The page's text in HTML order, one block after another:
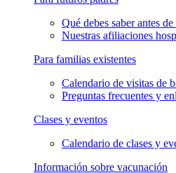
Qué debes saber antes
Nuestras afiliaciones
Para familias existentes
Calendario de visitas de
Preguntas frecuentes y
Clases y eventos
Calendario de clases y
Información sobre vacunación